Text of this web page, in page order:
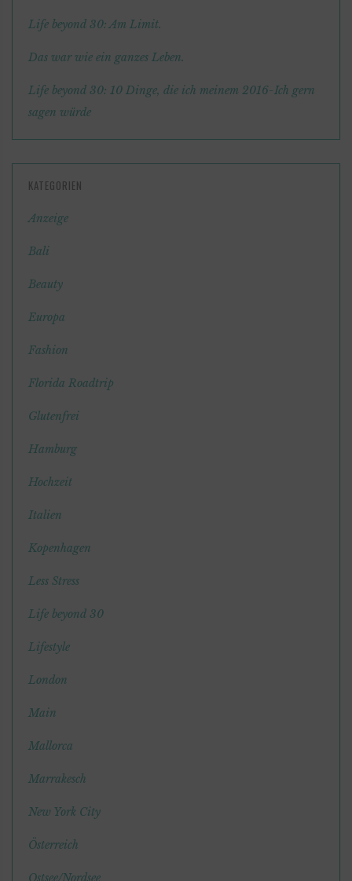
Life beyond 30: Am Limit.
Das war wie ein ganzes Leben.
Life beyond 30: 10 Dinge, die ich meinem 2016-Ich gern
sagen würde
KATEGORIEN
Anzeige
Bali
Beauty
Europa
Fashion
Florida Roadtrip
Glutenfrei
Hamburg
Hochzeit
Italien
Kopenhagen
Less Stress
Life beyond 30
Lifestyle
London
Main
Mallorca
Marrakesch
New York City
Österreich
Ostsee/Nordsee